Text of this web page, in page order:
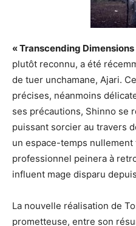
« Transcending Dimensions
plutôt reconnu, a été
de tuer unchamane, Ajari.
précises, néanmoins
ses précautions, Shinno se
puissant sorcier au travers
un espace-temps nullement
professionnel peinera à
influent mage disparu
La nouvelle réalisation de
prometteuse, entre son